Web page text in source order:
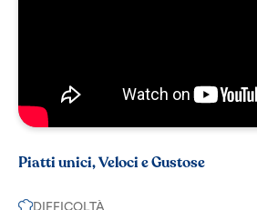
Piatti unici, Veloci e Gustose
DIFFICOLTÀ